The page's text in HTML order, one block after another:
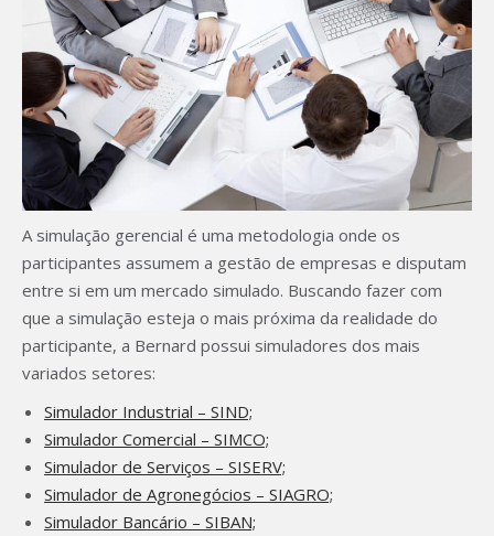
A simulação gerencial é uma metodologia onde os
participantes assumem a gestão de empresas e disputam
entre si em um mercado simulado. Buscando fazer com
que a simulação esteja o mais próxima da realidade do
participante, a Bernard possui simuladores dos mais
variados setores:
Simulador Industrial – SIND;
Simulador Comercial – SIMCO;
Simulador de Serviços – SISERV;
Simulador de Agronegócios – SIAGRO;
Simulador Bancário – SIBAN;